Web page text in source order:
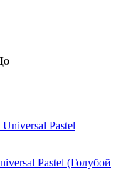
Pastel (Голубой